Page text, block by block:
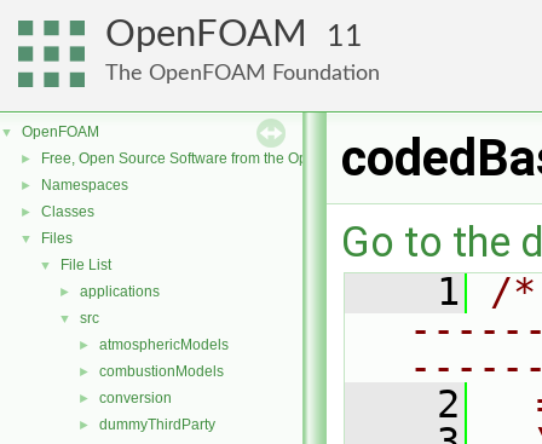
OpenFOAM 11
The OpenFOAM Foundation
▼ OpenFOAM
► Free, Open Source Software from the OpenFOAM Foundation
► Namespaces
► Classes
▼ Files
▼ File List
► applications
▼ src
► atmosphericModels
► combustionModels
► conversion
► dummyThirdParty
Go to the
    1
/
    2